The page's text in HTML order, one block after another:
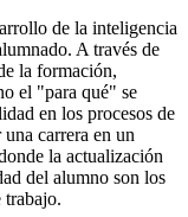
de la inteligencia
A través de
la formación,
el "para qué" se
en los procesos de
carrera en un
la actualización
del alumno son los
trabajo.